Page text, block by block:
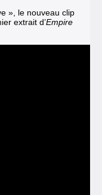
», le nouveau clip
extrait d’Empire